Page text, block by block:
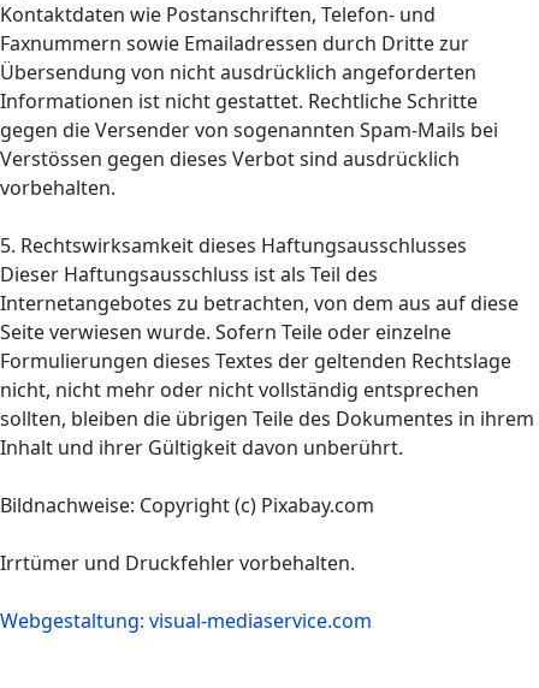
Kontaktdaten wie Postanschriften, Telefon- und
Faxnummern sowie Emailadressen durch Dritte zur
Übersendung von nicht ausdrücklich angeforderten
Informationen ist nicht gestattet. Rechtliche Schritte
gegen die Versender von sogenannten Spam-Mails bei
Verstössen gegen dieses Verbot sind ausdrücklich
vorbehalten.
5. Rechtswirksamkeit dieses Haftungsausschlusses
Dieser Haftungsausschluss ist als Teil des
Internetangebotes zu betrachten, von dem aus auf diese
Seite verwiesen wurde. Sofern Teile oder einzelne
Formulierungen dieses Textes der geltenden Rechtslage
nicht, nicht mehr oder nicht vollständig entsprechen
sollten, bleiben die übrigen Teile des Dokumentes in ihrem
Inhalt und ihrer Gültigkeit davon unberührt.
Bildnachweise: Copyright (c) Pixabay.com
Irrtümer und Druckfehler vorbehalten.
Webgestaltung: visual-mediaservice.com